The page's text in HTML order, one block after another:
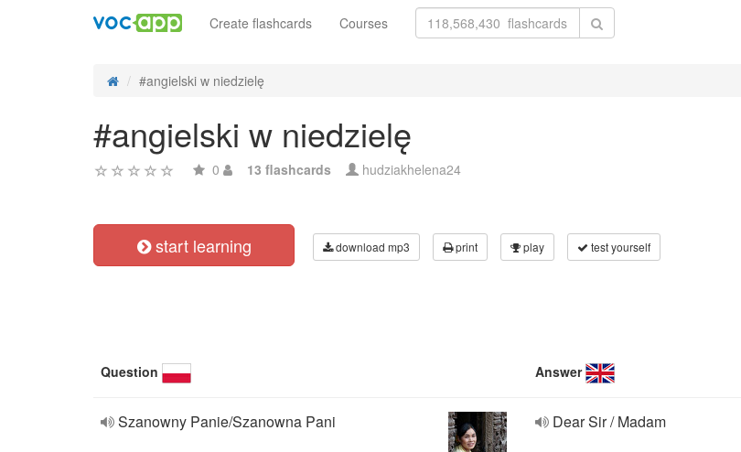
Create flashcards Courses
#angielski w niedzielę
#angielski w niedzielę
0 13 flashcards hudziakhelena24
start learning download mp3 print play test yourself
Question Answer
Szanowny Panie/Szanowna Pani Dear Sir / Madam